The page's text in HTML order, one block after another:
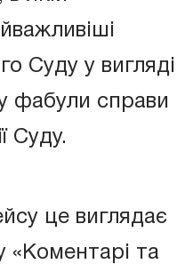
Суду у вигляді
фабули справи
Суду.
це виглядає
«Коментарі та